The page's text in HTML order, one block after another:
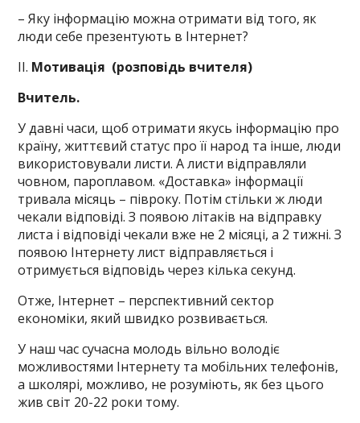
– Яку інформацію можна отримати від того, як
люди себе презентують в Інтернет?
ІІ. Мотивація (розповідь вчителя)
Вчитель.
У давні часи, щоб отримати якусь інформацію про
країну, життєвий статус про її народ та інше, люди
використовували листи. А листи відправляли
човном, пароплавом. «Доставка» інформації
тривала місяць – півроку. Потім стільки ж люди
чекали відповіді. З появою літаків на відправку
листа і відповіді чекали вже не 2 місяці, а 2 тижні. З
появою Інтернету лист відправляється і
отримується відповідь через кілька секунд.
Отже, Інтернет – перспективний сектор
економіки, який швидко розвивається.
У наш час сучасна молодь вільно володіє
можливостями Інтернету та мобільних телефонів,
а школярі, можливо, не розуміють, як без цього
жив світ 20-22 роки тому.